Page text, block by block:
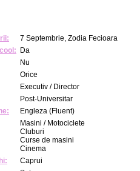
7 Septembrie, Zodia Fecioara
Da
Nu
Orice
Executiv / Director
Post-Universitar
Engleza (Fluent)
Masini / Motociclete
Cluburi
Curse de masini
Cinema
Caprui